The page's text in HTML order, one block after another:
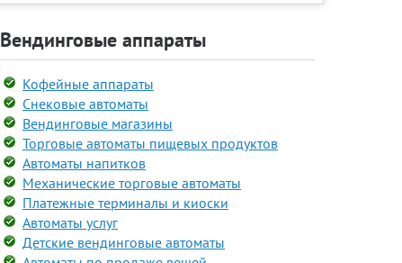
Вендинговые аппараты
Кофейные аппараты
Снековые автоматы
Вендинговые магазины
Торговые автоматы пищевых продуктов
Автоматы напитков
Механические торговые автоматы
Платежные терминалы и киоски
Автоматы услуг
Детские вендинговые автоматы